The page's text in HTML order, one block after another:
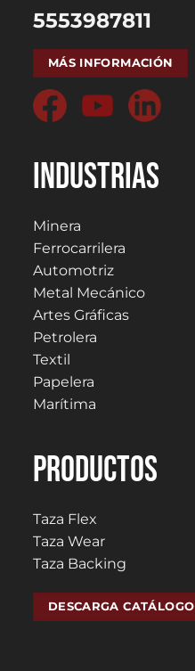
5553987811
MÁS INFORMACIÓN
Industrias
Minera
Ferrocarrilera
Automotriz
Metal Mecánico
Artes Gráficas
Petrolera
Textil
Papelera
Marítima
PRODUCTOS
Taza Flex
Taza Wear
Taza Backing
DESCARGA CATÁLOGO